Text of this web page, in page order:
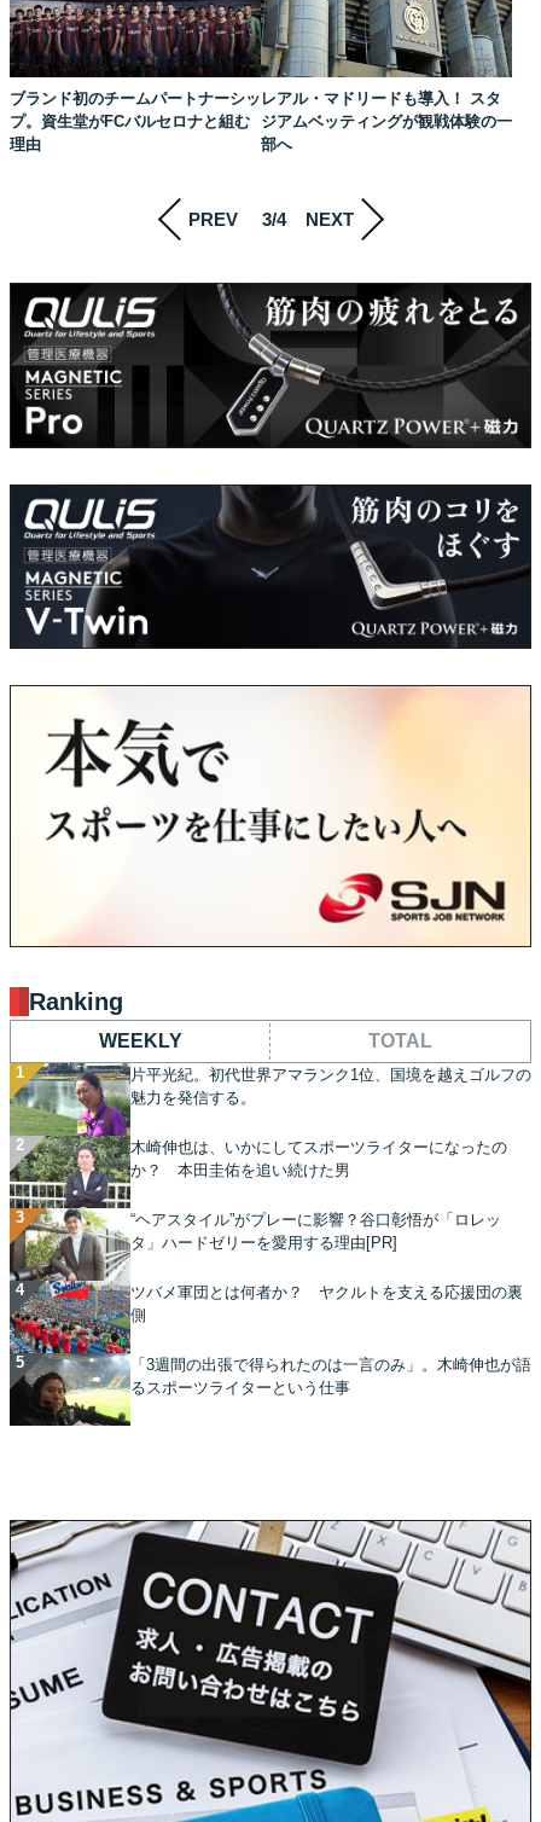
ブランド初のチームパートナーシッ
プ。資生堂がFCバルセロナと組む
理由
レアル・マドリードも導入！ スタ
ジアムベッティングが観戦体験の一
部へ
PREV 3/4 NEXT
Ranking
WEEKLY TOTAL
片平光紀。初代世界アマランク1位、国境を越えゴルフの
魅力を発信する。
木崎伸也は、いかにしてスポーツライターになったの
か？ 本田圭佑を追い続けた男
“ヘアスタイル”がプレーに影響？谷口彰悟が「ロレッ
タ」ハードゼリーを愛用する理由[PR]
ツバメ軍団とは何者か？ ヤクルトを支える応援団の裏
側
「3週間の出張で得られたのは一言のみ」。木崎伸也が語
るスポーツライターという仕事